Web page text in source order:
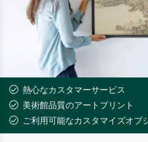
熱心なカスタマーサービス
美術館品質のアートプリント
ご利用可能なカスタマイズオプ